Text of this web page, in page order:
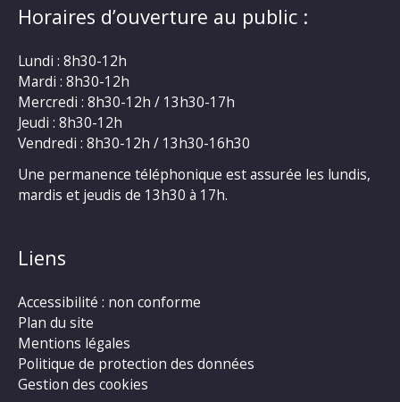
Horaires d’ouverture au public :
Lundi : 8h30-12h
Mardi : 8h30-12h
Mercredi : 8h30-12h / 13h30-17h
Jeudi : 8h30-12h
Vendredi : 8h30-12h / 13h30-16h30
Une permanence téléphonique est assurée les lundis,
mardis et jeudis de 13h30 à 17h.
Liens
Accessibilité : non conforme
Plan du site
Mentions légales
Politique de protection des données
Gestion des cookies